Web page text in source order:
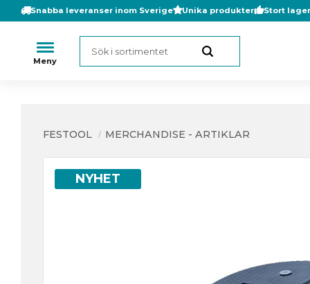
Snabba leveranser inom Sverige Unika produkter Stort lager
FESTOOL MERCHANDISE - ARTIKLAR
NYHET